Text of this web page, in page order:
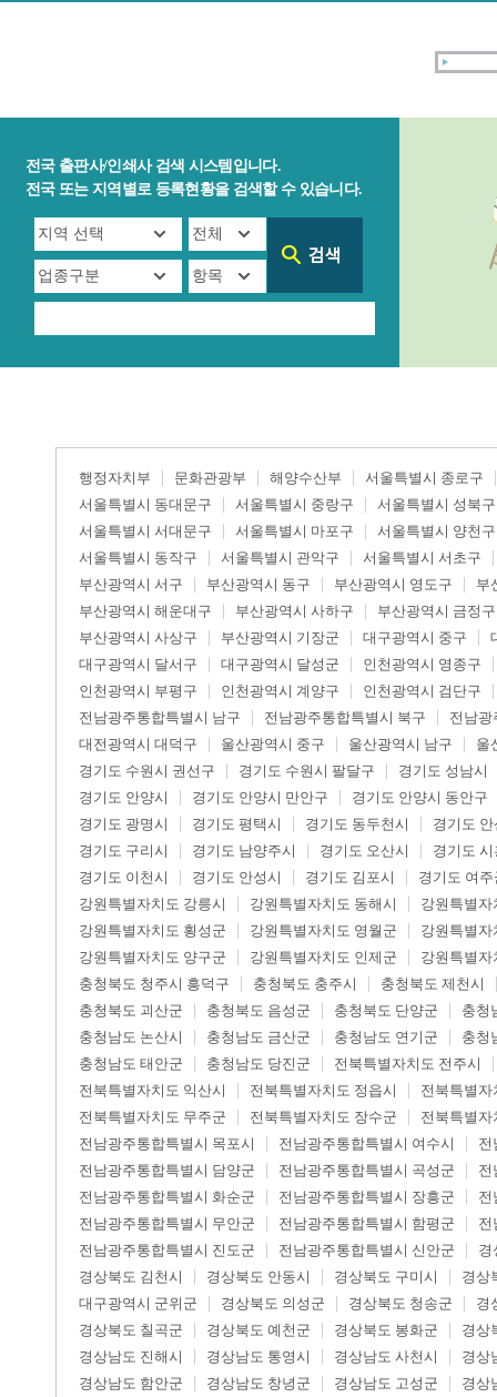
전국 출판사/인쇄사 검색 시스템입니다.
전국 또는 지역별로 등록현황을 검색할 수 있습니다.
행정자치부 문화관광부 해양수산부
서울특별시 종로구
서울특별시 동대문구
서울특별시 중랑구
서울특별시 성북구
서울특별시 서대문구
서울특별시 마포구
서울특별시 양천구
서울특별시 동작구
서울특별시 관악구
서울특별시 서초구
부산광역시 서구
부산광역시 동구 부산광역시 영도구
부
부산광역시 해운대구
부산광역시 사하구
부산광역시 금정구
부산광역시 사상구
부산광역시 기장군 대구광역시 중구
대구광역시 달서구
대구광역시 달성군
인천광역시 영종구
인천광역시 부평구
인천광역시 계양구
인천광역시 검단구
전남광주통합특별시 남구
전남광주통합특별시 북구
전남광
대전광역시 대덕구
울산광역시 중구 울산광역시 남구
울
경기도 수원시 권선구
경기도 수원시 팔달구
경기도 성남시
경기도 안양시
경기도 안양시 만안구
경기도 안양시 동안구
경기도 광명시
경기도 평택시 경기도 동두천시
경기도
경기도 구리시
경기도 남양주시 경기도 오산시
경기도
경기도 이천시
경기도 안성시 경기도 김포시
경기도 여주
강원특별자치도 강릉시
강원특별자치도 동해시
강원특별자
강원특별자치도 횡성군
강원특별자치도 영월군
강원특별자
강원특별자치도 양구군
강원특별자치도 인제군
강원특별자
충청북도 청주시 흥덕구
충청북도 충주시
충청북도 제천시
충청북도 괴산군
충청북도 음성군 충청북도 단양군
충청
충청남도 논산시
충청남도 금산군 충청남도 연기군
충청
충청남도 태안군
충청남도 당진군
전북특별자치도 전주시
전북특별자치도 익산시
전북특별자치도 정읍시
전북특별자
전북특별자치도 무주군
전북특별자치도 장수군
전북특별자
전남광주통합특별시 목포시
전남광주통합특별시 여수시
전
전남광주통합특별시 담양군
전남광주통합특별시 곡성군
전
전남광주통합특별시 화순군
전남광주통합특별시 장흥군
전
전남광주통합특별시 무안군
전남광주통합특별시 함평군
전
전남광주통합특별시 진도군
전남광주통합특별시 신안군
경
경상북도 김천시
경상북도 안동시 경상북도 구미시
경상
대구광역시 군위군
경상북도 의성군 경상북도 청송군
경
경상북도 칠곡군
경상북도 예천군 경상북도 봉화군
경상
경상남도 진해시
경상남도 통영시 경상남도 사천시
경상
경상남도 함안군
경상남도 창녕군 경상남도 고성군
경상